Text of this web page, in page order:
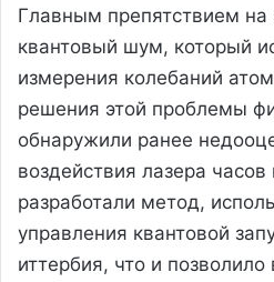
Главным препятствием на
квантовый шум, который
измерения колебаний
решения этой проблемы
обнаружили ранее
воздействия лазера
разработали метод,
управления квантовой
иттербия, что и